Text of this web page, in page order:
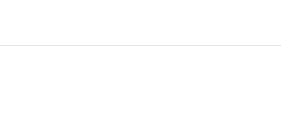
локальных
продукции локальных дизайнерских